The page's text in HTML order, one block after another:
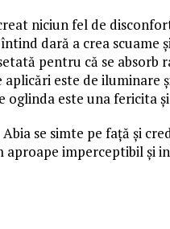
niciun fel de
dară a crea scuame
pentru că se absorb
este de iluminare
oglinda este una fericita
se simte pe față și
aproape imperceptibil şi